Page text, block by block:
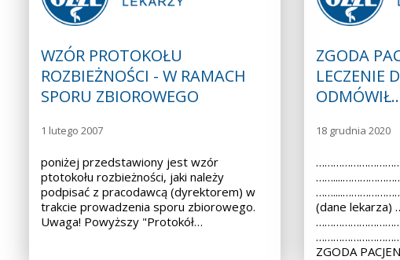
WZÓR PROTOKOŁU
ROZBIEŻNOŚCI - W RAMACH
SPORU ZBIOROWEGO
1 lutego 2007
poniżej przedstawiony jest wzór
ptotokołu rozbieżności, jaki należy
podpisać z pracodawcą (dyrektorem) w
trakcie prowadzenia sporu zbiorowego.
Uwaga! Powyższy "Protokół…
ZGODA
LECZENIE
18 grudnia 2020
(dane
ZGODA